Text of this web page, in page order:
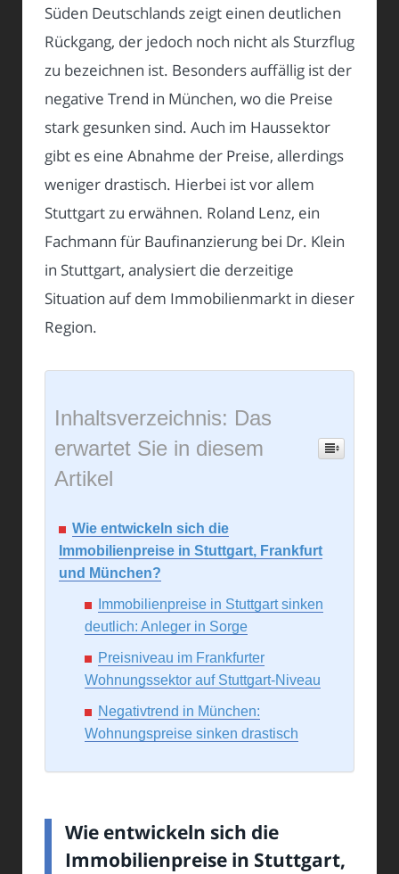
Süden Deutschlands zeigt einen deutlichen
Rückgang, der jedoch noch nicht als Sturzflug
zu bezeichnen ist. Besonders auffällig ist der
negative Trend in München, wo die Preise
stark gesunken sind. Auch im Haussektor
gibt es eine Abnahme der Preise, allerdings
weniger drastisch. Hierbei ist vor allem
Stuttgart zu erwähnen. Roland Lenz, ein
Fachmann für Baufinanzierung bei Dr. Klein
in Stuttgart, analysiert die derzeitige
Situation auf dem Immobilienmarkt in dieser
Region.
Inhaltsverzeichnis: Das
erwartet Sie in diesem
Artikel
Wie entwickeln sich die
Immobilienpreise in Stuttgart, Frankfurt
und München?
Immobilienpreise in Stuttgart sinken
deutlich: Anleger in Sorge
Preisniveau im Frankfurter
Wohnungssektor auf Stuttgart-Niveau
Negativtrend in München:
Wohnungspreise sinken drastisch
Wie entwickeln sich die
Immobilienpreise in Stuttgart,